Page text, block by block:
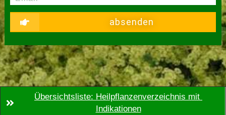
absenden
Übersichtsliste: Heilpflanzenverzeichnis mit
Indikationen